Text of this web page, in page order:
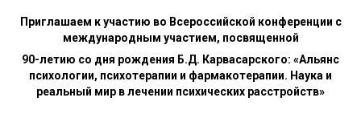
Приглашаем к участию во Всероссийской конференции с
международным участием, посвященной
90-летию со дня рождения Б.Д. Карвасарского: «Альянс
психологии, психотерапии и фармакотерапии. Наука и
реальный мир в лечении психических расстройств»